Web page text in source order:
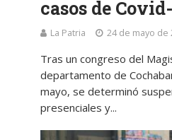
casos de
La Patria 24 de mayo de
Tras un congreso del
departamento de
mayo, se determinó
presenciales y...